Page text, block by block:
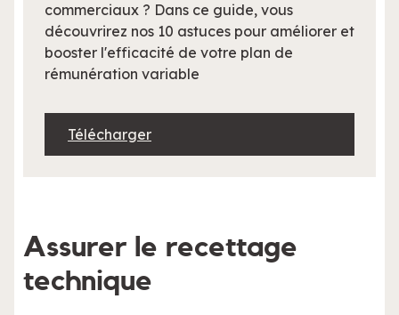
commerciaux ? Dans ce guide, vous
découvrirez nos 10 astuces pour améliorer et
booster l'efficacité de votre plan de
rémunération variable
Télécharger
Assurer le recettage
technique